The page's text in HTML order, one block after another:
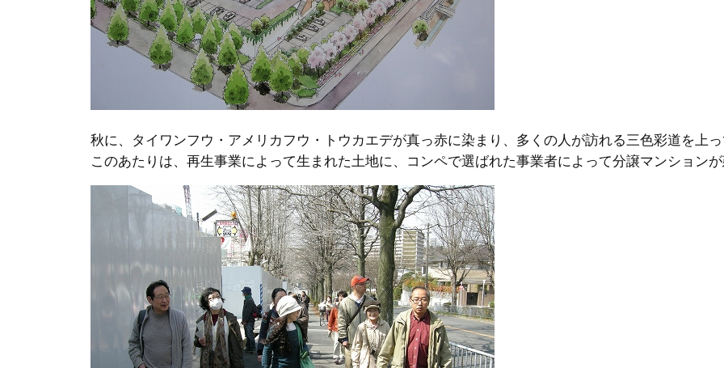
秋に、タイワンフウ・アメリカフウ・トウカエデが真っ赤に染まり、多くの人が訪れる三色彩道を上
このあたりは、再生事業によって生まれた土地に、コンペで選ばれた事業者によって分譲マンション